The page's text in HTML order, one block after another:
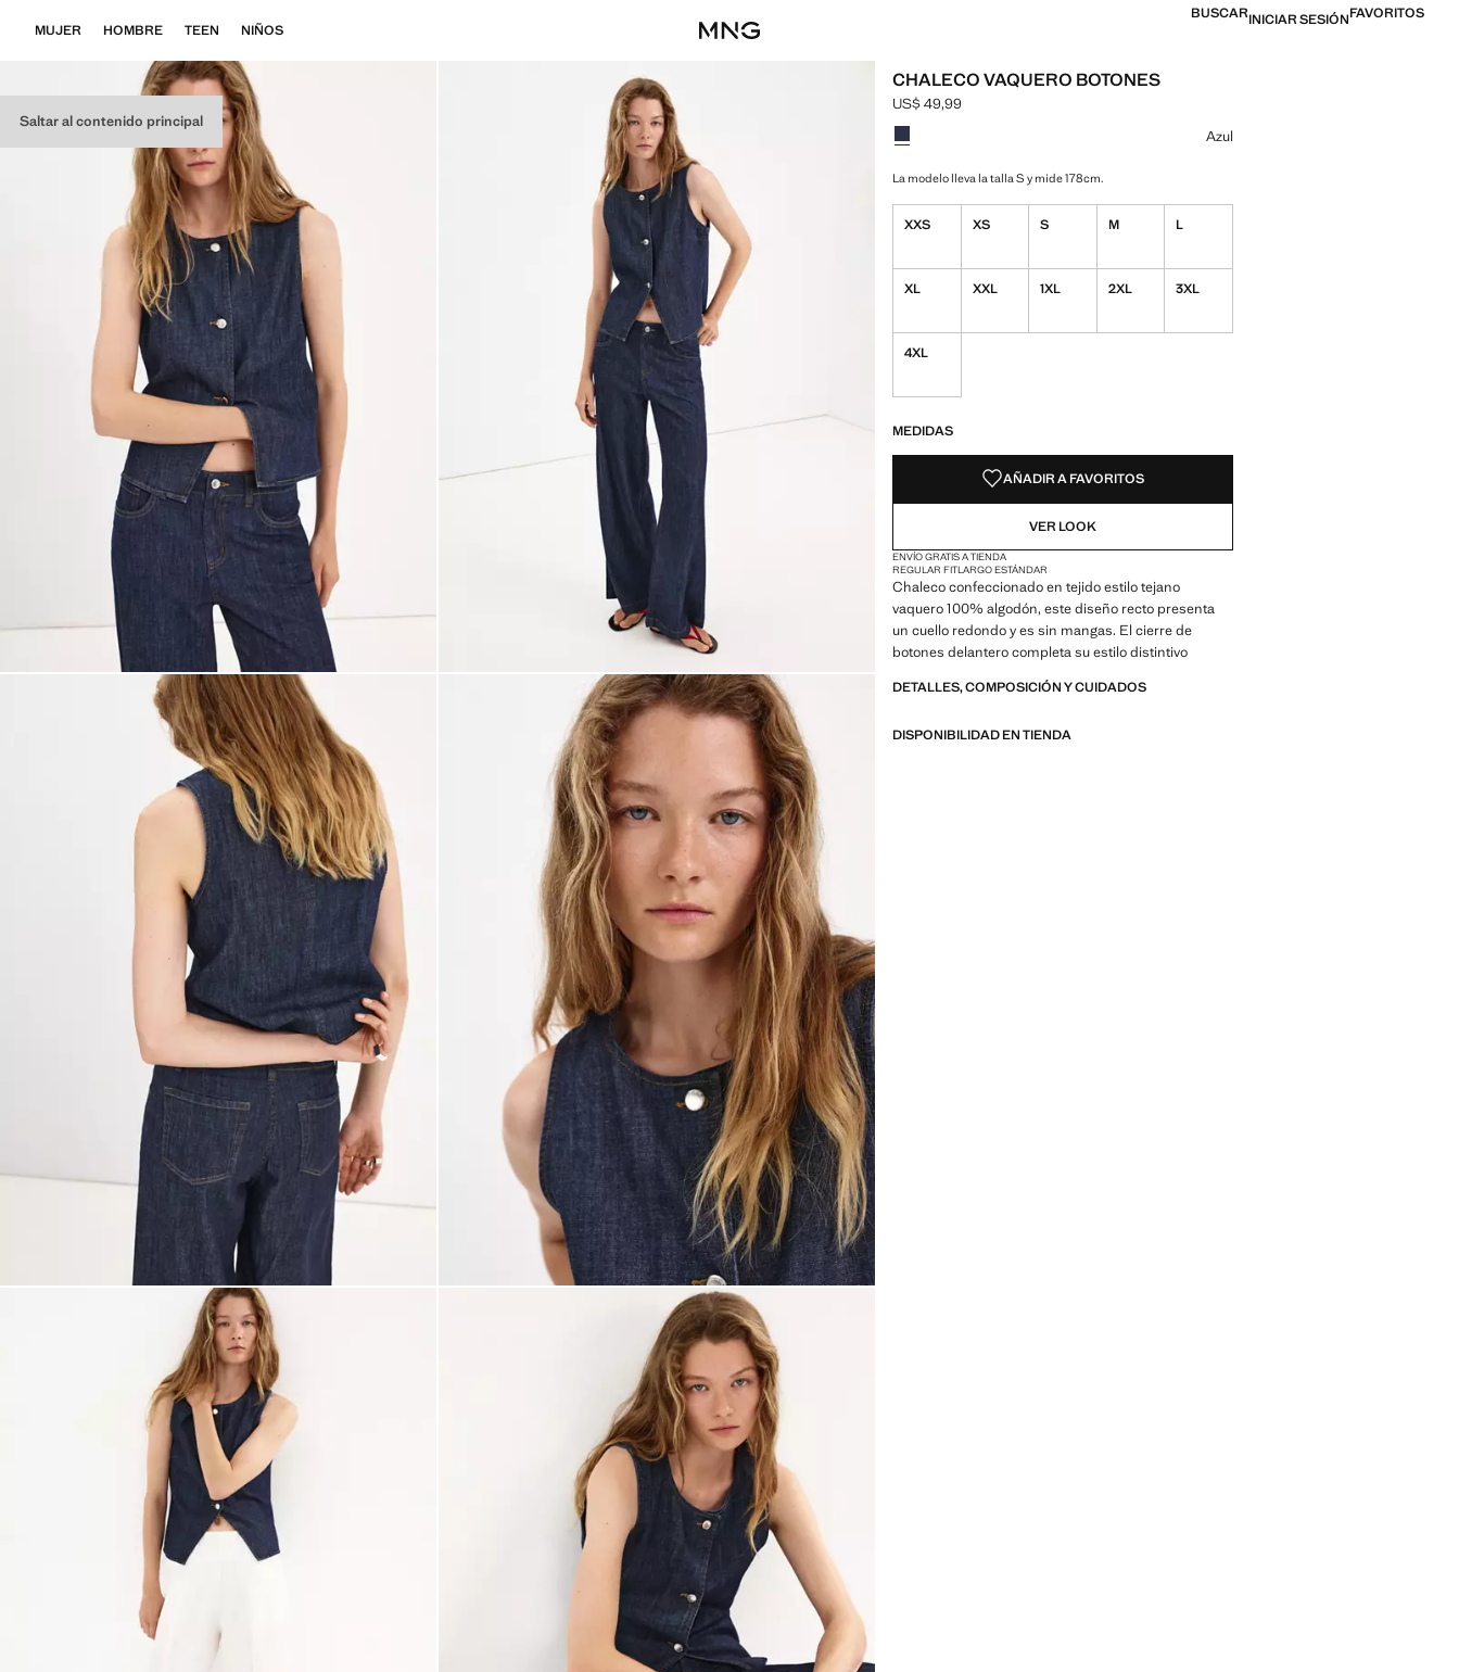
Saltar al contenido principal
MUJER HOMBRE TEEN NIÑOS
BUSCARINICIAR SESIÓNFAVORITOS
CHALECO VAQUERO BOTONES
Precio actual [US$ 49,99 ]
US$ 49,99
Selecciona un color
Color Azul seleccionado
Azul
La modelo lleva la talla S y mide 178cm.
XXS XS S M L
XL XXL 1XL 2XL 3XL
4XL
MEDIDAS
AÑADIR A FAVORITOS
VER LOOK
ENVÍO GRATIS A TIENDA
REGULAR FITLARGO ESTÁNDAR
Chaleco confeccionado en tejido estilo tejano
vaquero 100% algodón, este diseño recto presenta
un cuello redondo y es sin mangas. El cierre de
botones delantero completa su estilo distintivo
DETALLES, COMPOSICIÓN Y CUIDADOS
DISPONIBILIDAD EN TIENDA